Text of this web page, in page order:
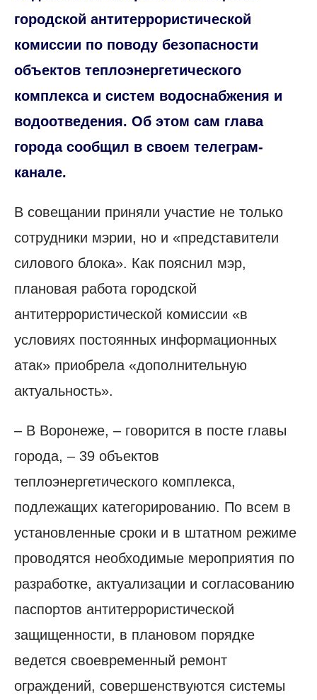
городской антитеррористической
комиссии по поводу безопасности
объектов теплоэнергетического
комплекса и систем водоснабжения и
водоотведения. Об этом сам глава
города сообщил в своем телеграм-
канале.
В совещании приняли участие не только
сотрудники мэрии, но и «представители
силового блока». Как пояснил мэр,
плановая работа городской
антитеррористической комиссии «в
условиях постоянных информационных
атак» приобрела «дополнительную
актуальность».
– В Воронеже, – говорится в посте главы
города, – 39 объектов
теплоэнергетического комплекса,
подлежащих категорированию. По всем в
установленные сроки и в штатном режиме
проводятся необходимые мероприятия по
разработке, актуализации и согласованию
паспортов антитеррористической
защищенности, в плановом порядке
ведется своевременный ремонт
ограждений, совершенствуются системы